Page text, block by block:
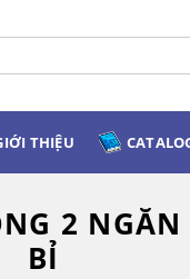
THIỆU
2
BỈ